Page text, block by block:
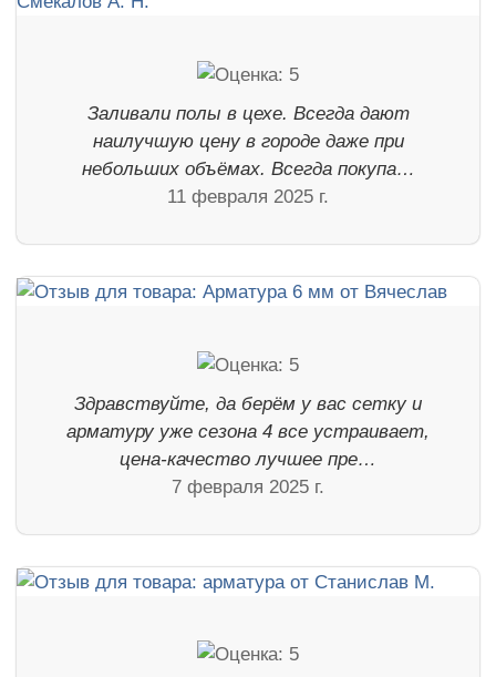
Заливали полы в цехе. Всегда дают
наилучшую цену в городе даже при
небольших объёмах. Всегда покупа…
11 февраля 2025 г.
Здравствуйте, да берём у вас сетку и
арматуру уже сезона 4 все устраивает,
цена-качество лучшее пре…
7 февраля 2025 г.